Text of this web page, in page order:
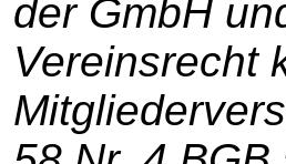
der GmbH
Vereinsrecht